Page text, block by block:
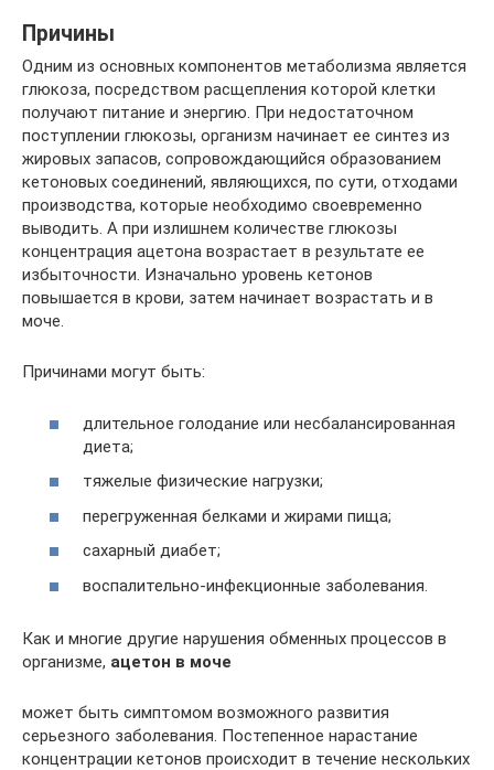
Причины
Одним из основных компонентов метаболизма является
глюкоза, посредством расщепления которой клетки
получают питание и энергию. При недостаточном
поступлении глюкозы, организм начинает ее синтез из
жировых запасов, сопровождающийся образованием
кетоновых соединений, являющихся, по сути, отходами
производства, которые необходимо своевременно
выводить. А при излишнем количестве глюкозы
концентрация ацетона возрастает в результате ее
избыточности. Изначально уровень кетонов
повышается в крови, затем начинает возрастать и в
моче.
Причинами могут быть:
длительное голодание или несбалансированная
диета;
тяжелые физические нагрузки;
перегруженная белками и жирами пища;
сахарный диабет;
воспалительно-инфекционные заболевания.
Как и многие другие нарушения обменных процессов в
организме, ацетон в моче
может быть симптомом возможного развития
серьезного заболевания. Постепенное нарастание
концентрации кетонов происходит в течение нескольких